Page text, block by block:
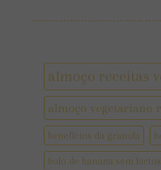
almoço receitas
almoço vegetariano
benefícios da granola
bolo de banana sem